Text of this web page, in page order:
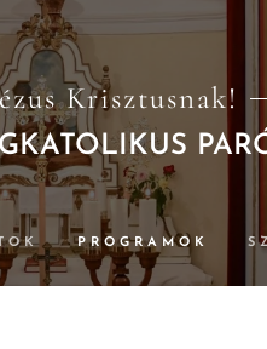
Krisztusnak!
PROGRAMOK